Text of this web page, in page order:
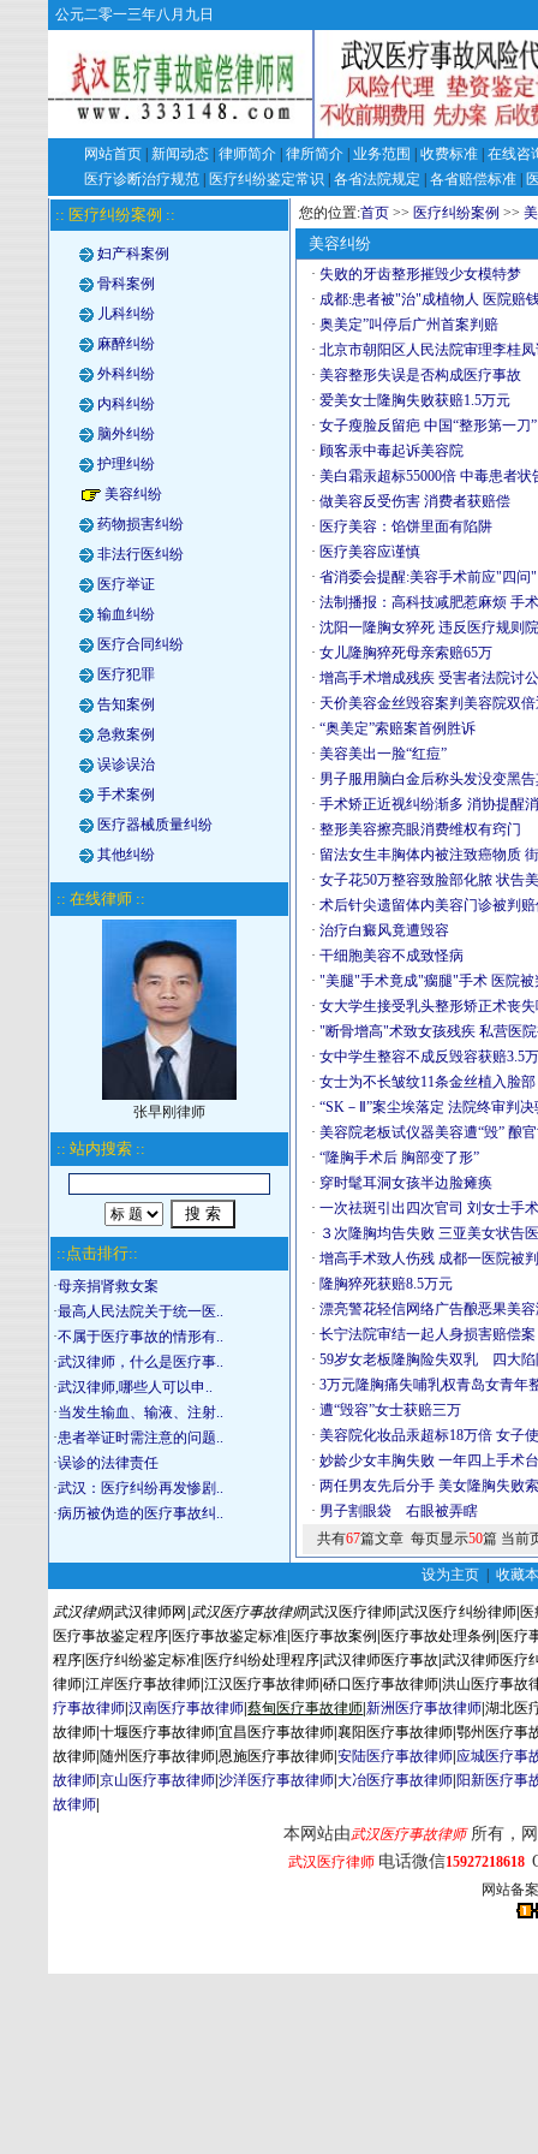
公元二零一三年八月九日
网站首页 新闻动态 律师简介 律所简介 业务范围 收费标准 在线咨
医疗诊断治疗规范
医疗纠纷鉴定常识 各省法院规定 各省赔偿标准
:: 医疗纠纷案例 ::
妇产科案例
骨科案例
儿科纠纷
麻醉纠纷
外科纠纷
内科纠纷
脑外纠纷
护理纠纷
美容纠纷
药物损害纠纷
非法行医纠纷
医疗举证
输血纠纷
医疗合同纠纷
医疗犯罪
告知案例
急救案例
误诊误治
手术案例
医疗器械质量纠纷
其他纠纷
:: 在线律师 ::
张早刚律师
:: 站内搜索 ::
::点击排行::
·母亲捐肾救女案
·最高人民法院关于统一医..
·不属于医疗事故的情形有..
·武汉律师，什么是医疗事..
·武汉律师,哪些人可以申..
·当发生输血、输液、注射..
·患者举证时需注意的问题..
·误诊的法律责任
·武汉：医疗纠纷再发惨剧..
·病历被伪造的医疗事故纠..
您的位置:首页 >> 医疗纠纷案例 >>
美容纠纷
· 失败的牙齿整形摧毁少女模特梦
· 成都:患者被"治"成植物人 医院赔
· 奥美定”叫停后广州首案判赔
· 北京市朝阳区人民法院审理李桂
· 美容整形失误是否构成医疗事故
· 爱美女士隆胸失败获赔1.5万元
· 女子瘦脸反留疤 中国“整形第一刀
· 顾客汞中毒起诉美容院
· 美白霜汞超标55000倍 中毒患者状
· 做美容反受伤害 消费者获赔偿
· 医疗美容：馅饼里面有陷阱
· 医疗美容应谨慎
· 省消委会提醒:美容手术前应"四问"
· 法制播报：高科技减肥惹麻烦 手
· 沈阳一隆胸女猝死 违反医疗规则
· 女儿隆胸猝死母亲索赔65万
· 增高手术增成残疾 受害者法院讨
· 天价美容金丝毁容案判美容院双
· “奥美定”索赔案首例胜诉
· 美容美出一脸“红痘”
· 男子服用脑白金后称头发没变黑
· 手术矫正近视纠纷渐多 消协提醒
· 整形美容擦亮眼消费维权有窍门
· 留法女生丰胸体内被注致癌物质
· 女子花50万整容致脸部化脓 状告
· 术后针尖遗留体内美容门诊被判
· 治疗白癜风竟遭毁容
· 干细胞美容不成致怪病
· "美腿"手术竟成"瘸腿"手术 医院被
· 女大学生接受乳头整形矫正术丧
· "断骨增高"术致女孩残疾 私营医
· 女中学生整容不成反毁容获赔3.5万
· 女士为不长皱纹11条金丝植入脸
· “SK－Ⅱ”案尘埃落定 法院终审判
· 美容院老板试仪器美容遭“毁” 酿
· “隆胸手术后 胸部变了形”
· 穿时髦耳洞女孩半边脸瘫痪
· 一次祛斑引出四次官司 刘女士手
· ３次隆胸均告失败 三亚美女状告
· 增高手术致人伤残 成都一医院被
· 隆胸猝死获赔8.5万元
· 漂亮警花轻信网络广告酿恶果美
· 长宁法院审结一起人身损害赔偿案
· 59岁女老板隆胸险失双乳 四大陷
· 3万元隆胸痛失哺乳权青岛女青年
· 遭“毁容”女士获赔三万
· 美容院化妆品汞超标18万倍 女子
· 妙龄少女丰胸失败 一年四上手术台
· 两任男友先后分手 美女隆胸失败
· 男子割眼袋 右眼被弄瞎
共有67篇文章 每页显示50篇 当前
设为主页 收藏
武汉律师|武汉律师网 武汉医疗事故律师|武汉医疗律师 |武汉医疗纠纷律师|
医疗事故鉴定程序 医疗事故鉴定标准 医疗事故案例 医疗事故处理条例 医疗
程序 医疗纠纷鉴定标准 医疗纠纷处理程序 |武汉律师医疗事故 |武汉律师医疗
律师 |江岸医疗事故律师 |江汉医疗事故律师 |硚口医疗事故律师 |洪山医疗事故
疗事故律师 |汉南医疗事故律师 |蔡甸 医疗事故律师 |新洲医疗事故律师 |湖北医
故律师 |十堰医疗事故律师 |宜昌医疗事故律师 |襄阳医疗事故律师 |鄂州医疗事
故律师 随州医疗事故律师 |恩施医疗事故律师 |安陆医疗事故律师 |应城医疗事
故律师 |京山医疗事故律师 |沙洋医疗事故律师 |大冶医疗事故律师 阳新医疗事
故律师
本网站由武汉医疗事故律师 所有，
武汉医疗律师 电话微信15927218618
网站备